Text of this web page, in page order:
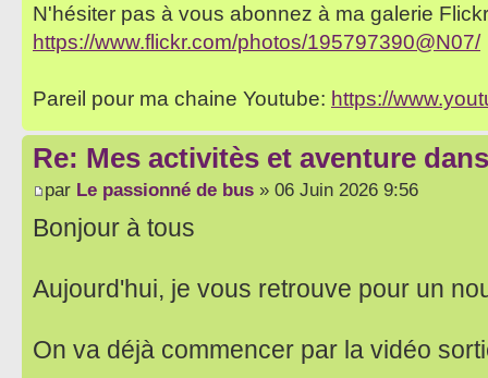
N'hésiter pas à vous abonnez à ma galerie
https://www.flickr.com/photos/195797390@N07/
Pareil pour ma chaine Youtube: https://
Re: Mes activitès et aventure
par Le passionné de bus » 06 Juin 2026 9:56
Bonjour à tous
Aujourd'hui, je vous retrouve pour un
On va déjà commencer par la vidéo